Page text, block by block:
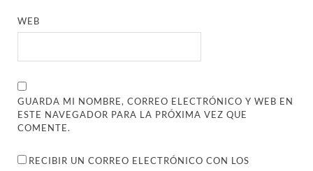
WEB
GUARDA MI NOMBRE, CORREO ELECTRÓNICO Y WEB EN
ESTE NAVEGADOR PARA LA PRÓXIMA VEZ QUE
COMENTE.
RECIBIR UN CORREO ELECTRÓNICO CON LOS